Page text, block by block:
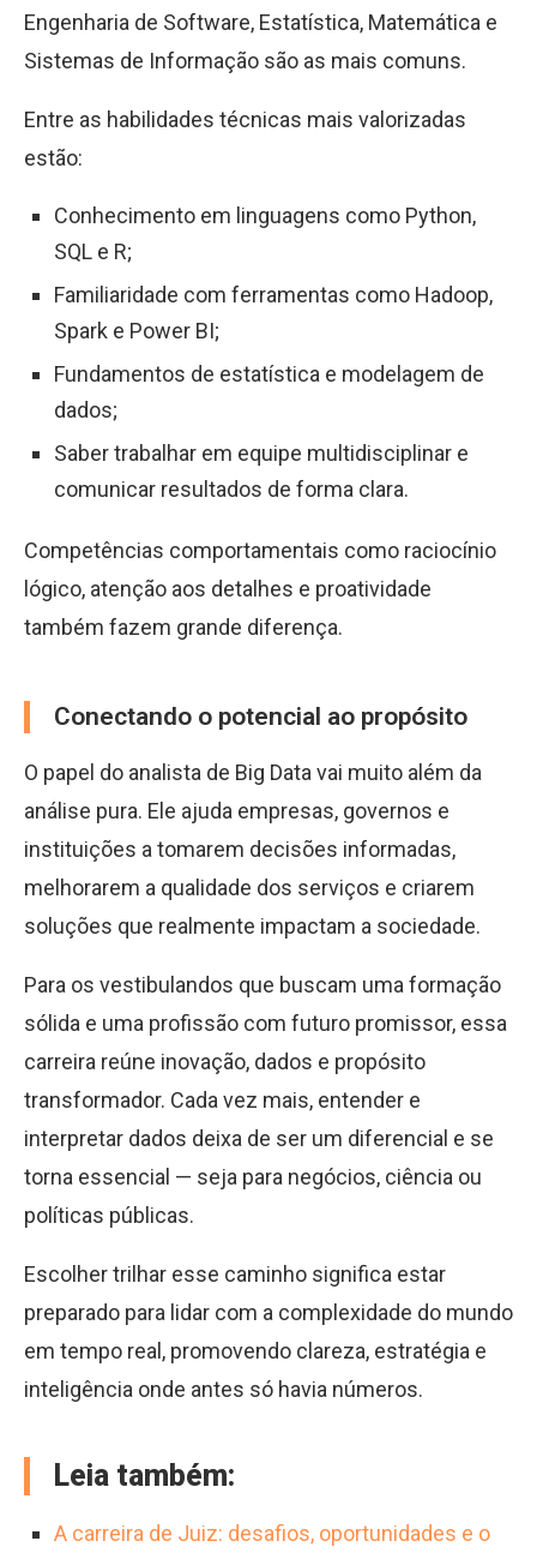
Engenharia de Software, Estatística, Matemática e
Sistemas de Informação são as mais comuns.
Entre as habilidades técnicas mais valorizadas
estão:
Conhecimento em linguagens como Python,
SQL e R;
Familiaridade com ferramentas como Hadoop,
Spark e Power BI;
Fundamentos de estatística e modelagem de
dados;
Saber trabalhar em equipe multidisciplinar e
comunicar resultados de forma clara.
Competências comportamentais como raciocínio
lógico, atenção aos detalhes e proatividade
também fazem grande diferença.
Conectando o potencial ao propósito
O papel do analista de Big Data vai muito além da
análise pura. Ele ajuda empresas, governos e
instituições a tomarem decisões informadas,
melhorarem a qualidade dos serviços e criarem
soluções que realmente impactam a sociedade.
Para os vestibulandos que buscam uma formação
sólida e uma profissão com futuro promissor, essa
carreira reúne inovação, dados e propósito
transformador. Cada vez mais, entender e
interpretar dados deixa de ser um diferencial e se
torna essencial — seja para negócios, ciência ou
políticas públicas.
Escolher trilhar esse caminho significa estar
preparado para lidar com a complexidade do mundo
em tempo real, promovendo clareza, estratégia e
inteligência onde antes só havia números.
Leia também:
A carreira de Juiz: desafios, oportunidades e o